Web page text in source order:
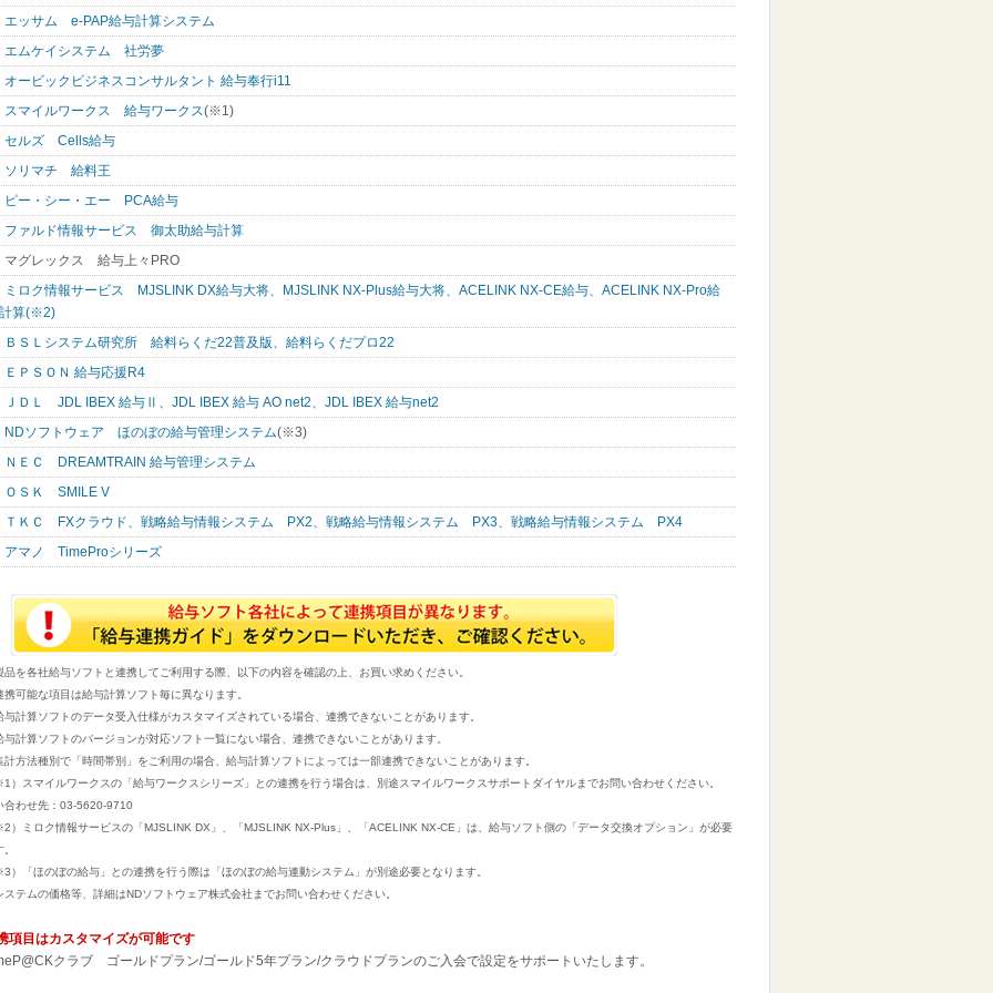
エッサム e-PAP給与計算システム
エムケイシステム 社労夢
オービックビジネスコンサルタント 給与奉行i11
スマイルワークス 給与ワークス(※1)
セルズ Cells給与
ソリマチ 給料王
ピー・シー・エー PCA給与
ファルド情報サービス 御太助給与計算
マグレックス 給与上々PRO
ミロク情報サービス MJSLINK DX給与大将、MJSLINK NX-Plus給与大将、ACELINK NX-CE給与、ACELINK NX-Pro給
算(※2)
ＢＳＬシステム研究所 給料らくだ22普及版、給料らくだプロ22
ＥＰＳＯＮ 給与応援R4
ＪＤＬ JDL IBEX 給与Ⅱ、JDL IBEX 給与 AO net2、JDL IBEX 給与net2
NDソフトウェア ほのぼの給与管理システム(※3)
ＮＥＣ DREAMTRAIN 給与管理システム
ＯＳＫ SMILE V
ＴＫＣ FXクラウド、戦略給与情報システム PX2、戦略給与情報システム PX3、戦略給与情報システム PX4
アマノ TimeProシリーズ
品を各社給与ソフトと連携してご利用する際、以下の内容を確認の上、お買い求めください。
携可能な項目は給与計算ソフト毎に異なります。
与計算ソフトのデータ受入仕様がカスタマイズされている場合、連携できないことがあります。
与計算ソフトのバージョンが対応ソフト一覧にない場合、連携できないことがあります。
計方法種別で「時間帯別」をご利用の場合、給与計算ソフトによっては一部連携できないことがあります。
）スマイルワークスの「給与ワークスシリーズ」との連携を行う場合は、別途スマイルワークスサポートダイヤルまでお問い合わせください。
合わせ先：03-5620-9710
）ミロク情報サービスの「MJSLINK DX」、「MJSLINK NX-Plus」、「ACELINK NX-CE」は、給与ソフト側の「データ交換オプション」が必要
）「ほのぼの給与」との連携を行う際は「ほのぼの給与連動システム」が別途必要となります。
ステムの価格等、詳細はNDソフトウェア株式会社までお問い合わせください。
項目はカスタマイズが可能です
クラブ ゴールドプラン/ゴールド5年プラン/クラウドプランのご入会で設定をサポートいたします。